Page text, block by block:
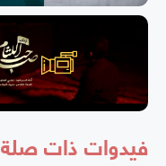
فيدوات ذات صلة